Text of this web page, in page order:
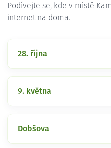
Podívejte se, kde v místě
internet na doma.
28. října
9. května
Dobšova